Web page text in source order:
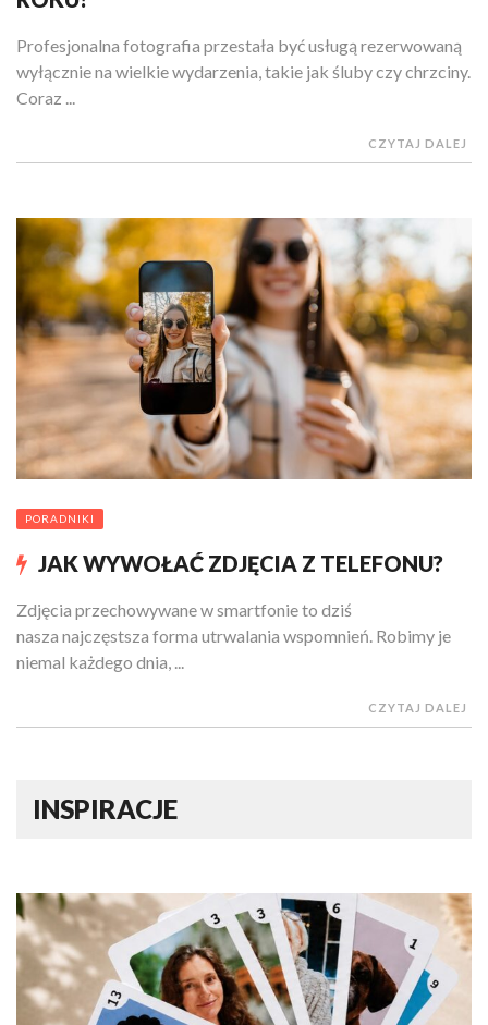
Profesjonalna fotografia przestała być usługą rezerwowaną
wyłącznie na wielkie wydarzenia, takie jak śluby czy chrzciny.
Coraz ...
CZYTAJ DALEJ
PORADNIKI
JAK WYWOŁAĆ ZDJĘCIA Z TELEFONU?
Zdjęcia przechowywane w smartfonie to dziś
nasza najczęstsza forma utrwalania wspomnień. Robimy je
niemal każdego dnia, ...
CZYTAJ DALEJ
INSPIRACJE